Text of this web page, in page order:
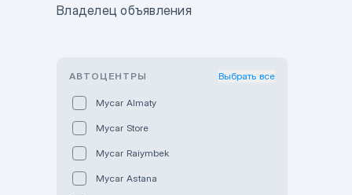
Владелец объявления
АВТОЦЕНТРЫ Выбрать все
Mycar Almaty
Mycar Store
Mycar Raiymbek
Mycar Astana